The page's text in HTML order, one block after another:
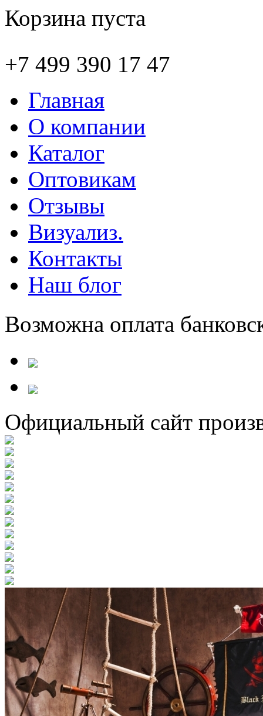
Корзина пуста
+7 499 390 17 47
Главная
О компании
Каталог
Оптовикам
Отзывы
Визуализ.
Контакты
Наш блог
Возможна оплата
Официальный сайт